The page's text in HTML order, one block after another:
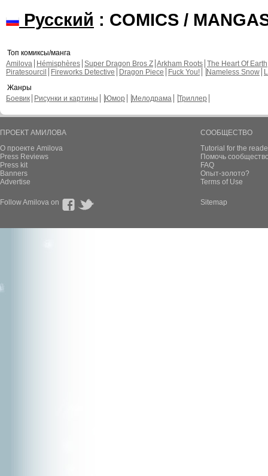
Русский : COMICS /
Топ комиксы/манга
Amilova
Hémisphères Super Dragon Bros Z Arkham Roots The Heart Of Earth
Piratesourcil
Fireworks Detective Dragon Piece Fuck You! Nameless Snow
Жанры
Боевик
Рисунки и картины Юмор Мелодрама Триллер
ПРОЕКТ АМИЛОВА
О проекте Amilova
Press Reviews
Press kit
Banners
Advertise
СООБЩЕСТВО
Tutorial for the
Помочь
FAQ
Опыт-золото?
Terms of Use
Follow Amilova on Sitemap